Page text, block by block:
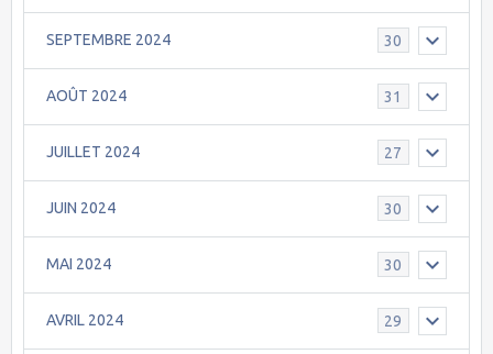
SEPTEMBRE 2024 30
AOÛT 2024 31
JUILLET 2024 27
JUIN 2024 30
MAI 2024 30
AVRIL 2024 29